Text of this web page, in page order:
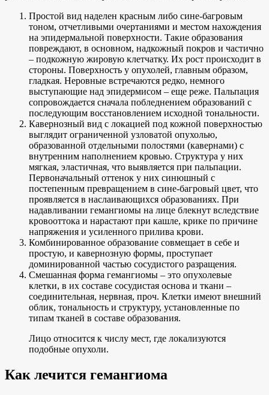
Простой вид наделен красным либо сине-багровым
тоном, отчетливыми очертаниями и местом нахождения
на эпидермальной поверхности. Такие образования
повреждают, в основном, надкожный покров и частично
– подкожную жировую клетчатку. Их рост происходит в
стороны. Поверхность у опухолей, главным образом,
гладкая. Неровные встречаются редко, немного
выступающие над эпидермисом – еще реже. Пальпация
сопровождается сначала побледнением образований с
последующим восстановлением исходной тональности.
Кавернозный вид с локацией под кожной поверхностью
выглядит ограниченной узловатой опухолью,
образованной отдельными полостями (кавернами) с
внутренним наполнением кровью. Структура у них
мягкая, эластичная, что выявляется при пальпации.
Первоначальный оттенок у них синюшный с
постепенным превращением в сине-багровый цвет, что
проявляется в наслаивающихся образованиях. При
надавливании гемангиомы на лице блекнут вследствие
кровооттока и нарастают при кашле, крике по причине
напряжения и усиленного прилива крови.
Комбинированное образование совмещает в себе и
простую, и кавернозную формы, проступает
доминированной частью сосудистого разращения.
Смешанная форма гемангиомы – это опухолевые
клетки, в их составе сосудистая основа и ткани –
соединительная, нервная, проч. Клетки имеют внешний
облик, тональность и структуру, установленные по
типам тканей в составе образования.
Лицо относится к числу мест, где локализуются
подобные опухоли.
Как лечится гемангиома